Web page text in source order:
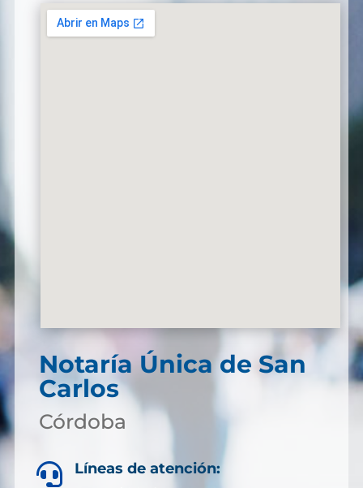
Notaría Única de San
Carlos
Córdoba
 Líneas de atención: